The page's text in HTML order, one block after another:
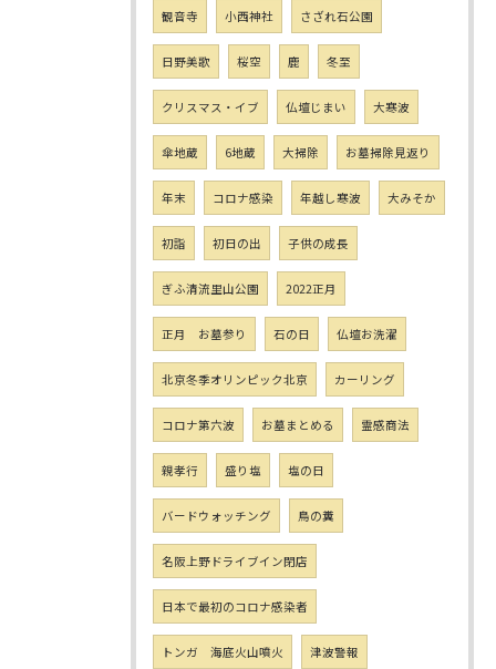
観音寺 小西神社 さざれ石公園
日野美歌 桜空 鹿 冬至
クリスマス・イブ 仏壇じまい 大寒波
傘地蔵 6地蔵 大掃除 お墓掃除見返り
年末 コロナ感染 年越し寒波 大みそか
初詣 初日の出 子供の成長
ぎふ清流里山公園 2022正月
正月 お墓参り 石の日 仏壇お洗濯
北京冬季オリンピック北京 カーリング
コロナ第六波 お墓まとめる 霊感商法
親孝行 盛り塩 塩の日
バードウォッチング 鳥の糞
名阪上野ドライブイン閉店
日本で最初のコロナ感染者
トンガ 海底火山噴火 津波警報